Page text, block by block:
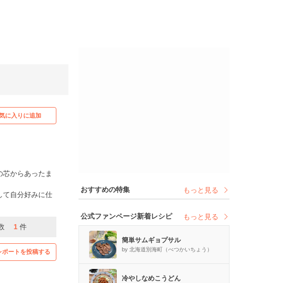
に入りに追加
からあったま
て自分好みに仕
1 件
ートを投稿する
おすすめの特集 もっと見る
公式ファンページ新着レシピ もっと見る
簡単サムギョプサル
by 北海道別海町（べつかいちょう）
冷やしなめこうどん